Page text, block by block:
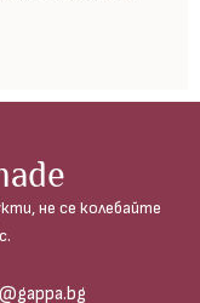
не се колебайте